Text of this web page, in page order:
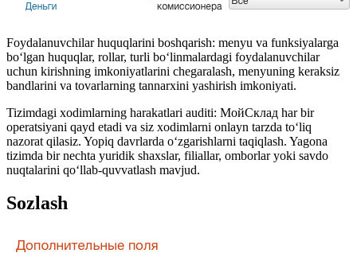
Foydalanuvchilar huquqlarini boshqarish: menyu va funksiyalarga
bo‘lgan huquqlar, rollar, turli bo‘linmalardagi foydalanuvchilar
uchun kirishning imkoniyatlarini chegaralash, menyuning keraksiz
bandlarini va tovarlarning tannarxini yashirish imkoniyati.
Tizimdagi xodimlarning harakatlari auditi: МойСклад har bir
operatsiyani qayd etadi va siz xodimlarni onlayn tarzda to‘liq
nazorat qilasiz. Yopiq davrlarda o‘zgarishlarni taqiqlash. Yagona
tizimda bir nechta yuridik shaxslar, filiallar, omborlar yoki savdo
nuqtalarini qo‘llab-quvvatlash mavjud.
Sozlash